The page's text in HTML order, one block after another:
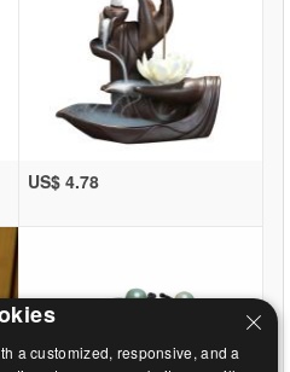
US$ 4.78
a customized, responsive, and a